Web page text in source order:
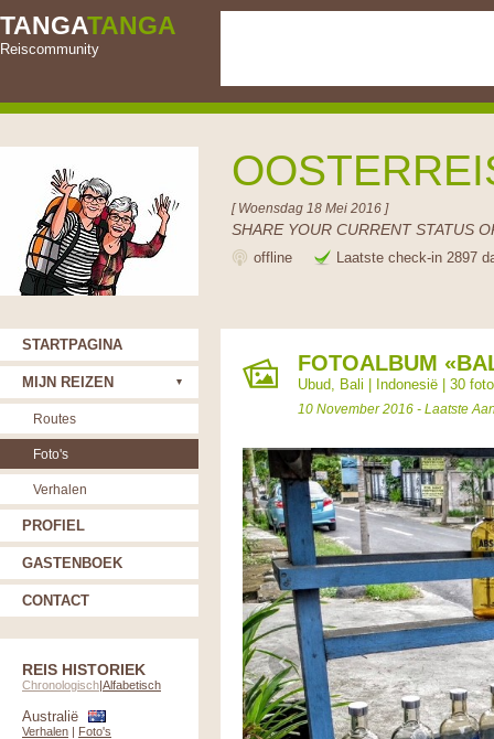
TANGATANGA
Reiscommunity
[ Woensdag 18 Mei 2016 ]
SHARE YOUR CURRENT STATUS
offline Laatste check-in 2897
FOTOALBUM
Ubud, Bali Indonesië | 30
10 November 2016 - Laatste
STARTPAGINA
MIJN REIZEN
Routes
Foto's
Verhalen
PROFIEL
GASTENBOEK
CONTACT
REIS HISTORIEK
Chronologisch|Alfabetisch
Australië
Verhalen | Foto's